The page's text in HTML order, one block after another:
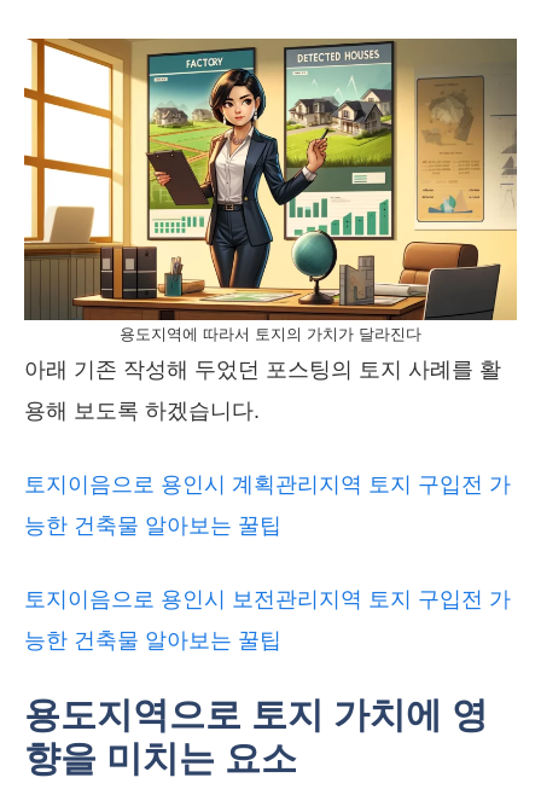
용도지역에 따라서 토지의 가치가 달라진다
아래 기존 작성해 두었던 포스팅의 토지 사례를 활
용해 보도록 하겠습니다.
토지이음으로 용인시 계획관리지역 토지 구입전 가
능한 건축물 알아보는 꿀팁
토지이음으로 용인시 보전관리지역 토지 구입전 가
능한 건축물 알아보는 꿀팁
용도지역으로 토지 가치에 영
향을 미치는 요소